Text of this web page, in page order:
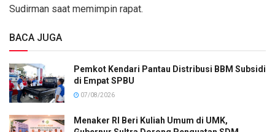
Sudirman saat memimpin rapat.
BACA JUGA
Pemkot Kendari Pantau Distribusi BBM Subsidi
di Empat SPBU
07/08/2026
Menaker RI Beri Kuliah Umum di UMK,